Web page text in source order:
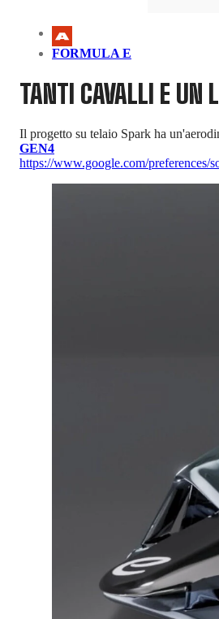
FORMULA E
TANTI CAVALLI E UN
Il progetto su telaio Spark ha
GEN4
https://www.google.com/preferences/